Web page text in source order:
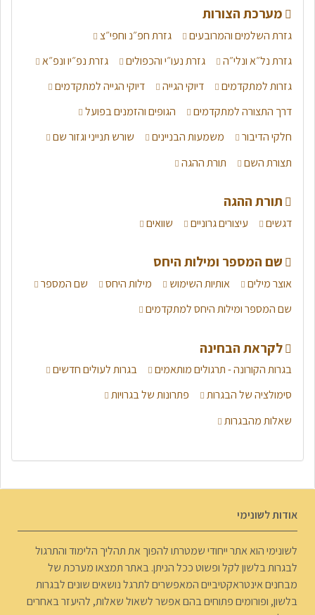
מערכת הצורות
גזרת השלמים והמרובעים
גזרת חפ״נ וחפי״צ
גזרת נל״א ונלי״ה
גזרת נעו״י והכפולים
גזרת נפ״יו ונפ״א
גזרות למתקדמים
דיוקי הגייה
דיוקי הגייה למתקדמים
דרך התצורה למתקדמים
הגופים והזמנים בפועל
חלקי הדיבור
משמעות הבניינים
שורש תנייני וגזור שם
תצורת השם
תורת ההגה
תורת ההגה
דגשים עיצורים גרוניים שוואים
שם המספר ומילות היחס
אוצר מילים אותיות השימוש מילות היחס
שם המספר
שם המספר ומילות היחס למתקדמים
לקראת הבחינה
בגרות הקורונה - תרגולים מותאמים
בגרות לעולים חדשים
סימולציה של הבגרות
פתרונות של בגרויות
שאלות מהבגרות
אודות לשונימי
לשונימי הוא אתר ייחודי שמטרתו להפוך את תהליך הלימוד והתרגול
לבגרות בלשון לקל ופשוט ככל הניתן. באתר תמצאו מערכת של
מבחנים אינטראקטיביים המאפשרים לתרגל נושאים שונים לבגרות
בלשון, ופורומים פתוחים בהם אפשר לשאול שאלות, להיעזר באחרים